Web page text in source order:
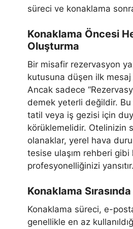
süreci ve konaklama
Konaklama Öncesi
Oluşturma
Bir misafir rezervasyon
kutusuna düşen ilk
Ancak sadece
demek yeterli değildir.
tatil veya iş gezisi için
körüklemelidir. Otelinizin
olanaklar, yerel hava
tesise ulaşım rehberi
profesyonelliğinizi yansıtır.
Konaklama
Konaklama süreci, e-
genellikle en az